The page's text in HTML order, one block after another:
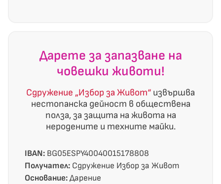
Дарете за запазване на
човешки животи!
Сдружение „Избор за Живот“ извършва
нестопанска дейност в обществена
полза, за защита на живота на
неродените и техните майки.
IBAN: BG05ESPY40040015178808
Получател: Сдружение Избор за Живот
Основание:Дарение